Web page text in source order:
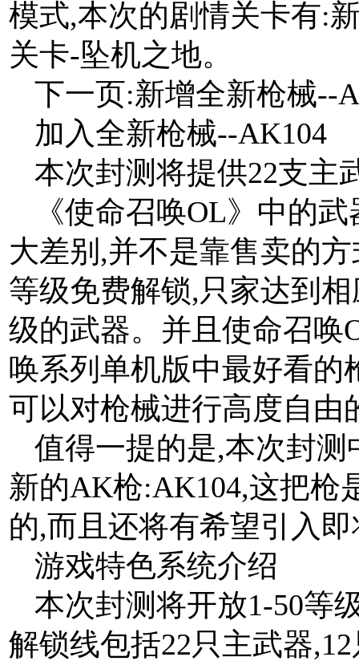
模式,本次的剧情关卡有:
关卡-坠机之地。
下一页:新增全新枪械--
加入全新枪械--AK104
本次封测将提供22支主
《使命召唤OL》中的
大差别,并不是靠售卖的
等级免费解锁,只家达到
级的武器。并且使命召唤
唤系列单机版中最好看的
可以对枪械进行高度自由
值得一提的是,本次封
新的AK枪:AK104,这把枪
的,而且还将有希望引入
游戏特色系统介绍
本次封测将开放1-50等
解锁线包括22只主武器